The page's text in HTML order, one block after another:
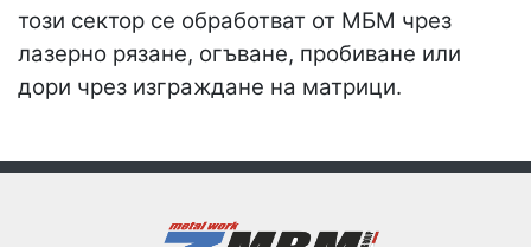
този сектор се обработват от МБМ чрез
лазерно рязане, огъване, пробиване или
дори чрез изграждане на матрици.